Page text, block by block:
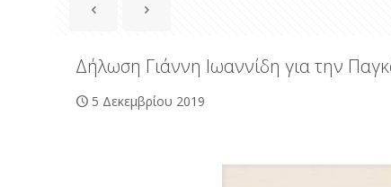
Δήλωση Γιάννη Ιωαννίδη για την
5 Δεκεμβρίου 2019